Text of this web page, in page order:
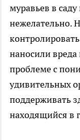
муравьев в
нежелательно.
наносили
проблеме с
удивительных
поддерживать
находящийся в